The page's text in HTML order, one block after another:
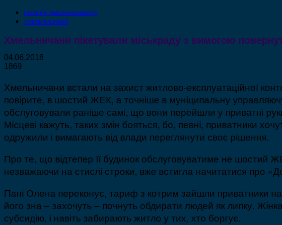
НОВИНИ ХМЕЛЬНИЦЬКОГО
ХМЕЛЬНИЦЬКИЙ
Хмельничани пікетували міськраду з вимогою
04.06.2018
1869
Хмельничани встали на захист житлово-експлуатаційної
повірите, в шостий ЖЕК, а точніше в муніципальну
обслуговували раніше самі, що вони перейшли у приватні
Місцеві кажуть, таких змін бояться, бо, певні, приватники
одружили і вимагають від влади переглянути своє рішення.
Про те, що відтепер її будинок обслуговуватиме не шостий
незважаючи на стислі строки, вже встигла начитатися про
Пані Олена переконує, тариф з котрим зайшли приватники
його зна – захочуть – почнуть обдирати людей як липку.
субсидію, і навіть забирають житло у тих, хто боргує.